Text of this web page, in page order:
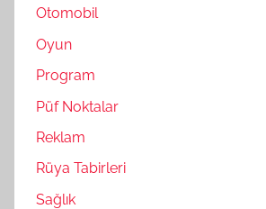
Otomobil
Oyun
Program
Püf Noktalar
Reklam
Rüya Tabirleri
Sağlık